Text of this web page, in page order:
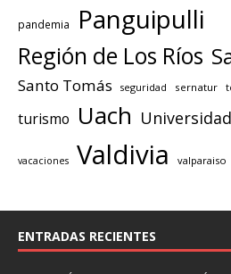
pandemia Panguipulli
Región de Los Ríos
Santo Tomás seguridad sernatur
turismo Uach
vacaciones Valdivia valparaiso
ENTRADAS RECIENTES